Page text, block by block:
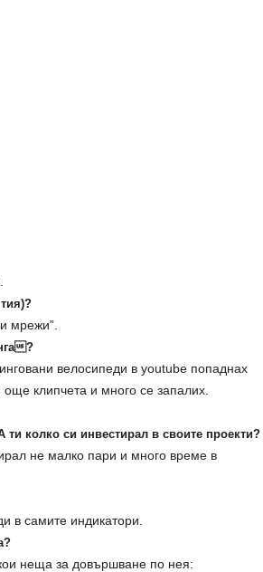
мрежи”.
?
велосипеди в youtube попаднах
клипчета и много се запалих.
колко си инвестирал в своите проекти?
не малко пари и много време в
в самите индикатори.
неща за довършване по нея: